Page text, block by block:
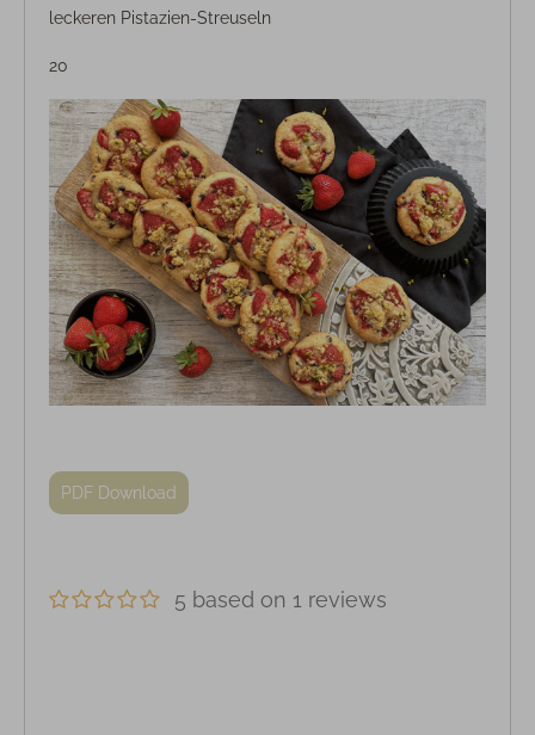
leckeren Pistazien-Streuseln
20
PDF Download
5 based on 1 reviews